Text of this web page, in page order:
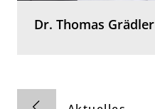
Dr. Thomas Grädler